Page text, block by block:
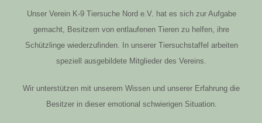
Unser Verein K-9 Tiersuche Nord e.V. hat es sich zur Aufgabe
gemacht, Besitzern von entlaufenen Tieren zu helfen, ihre
Schützlinge wiederzufinden. In unserer Tiersuchstaffel arbeiten
speziell ausgebildete Mitglieder des Vereins.
Wir unterstützen mit unserem Wissen und unserer Erfahrung die
Besitzer in dieser emotional schwierigen Situation.